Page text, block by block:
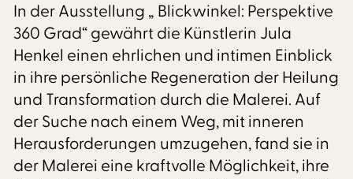
In der Ausstellung „ Blickwinkel: Perspektive
360 Grad“ gewährt die Künstlerin Jula
Henkel einen ehrlichen und intimen Einblick
in ihre persönliche Regeneration der Heilung
und Transformation durch die Malerei. Auf
der Suche nach einem Weg, mit inneren
Herausforderungen umzugehen, fand sie in
der Malerei eine kraftvolle Möglichkeit, ihre